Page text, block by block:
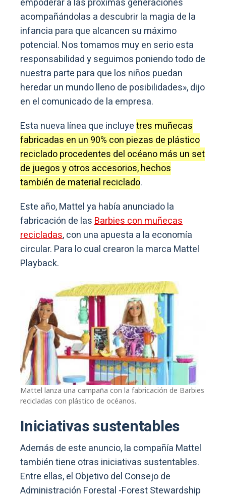
acompañándolas a descubrir la magia de la
infancia para que alcancen su máximo
potencial. Nos tomamos muy en serio esta
responsabilidad y seguimos poniendo todo de
nuestra parte para que los niños puedan
heredar un mundo lleno de posibilidades», dijo
en el comunicado de la empresa.
Esta nueva línea que incluyetres muñecas
fabricadas en un 90% con piezas de plástico
reciclado procedentes del océano más un set
de juegos y otros accesorios, hechos
también de material reciclado.
Este año, Mattel ya había anunciado la
fabricación de lasBarbies con muñecas
recicladas, con una apuesta a la economía
circular. Para lo cual crearon la marca Mattel
Playback.
Mattel lanza una campaña con la fabricación de Barbies
recicladas con plástico de océanos.
Iniciativas sustentables
Además de este anuncio, la compañía Mattel
también tiene otras iniciativas sustentables.
Entre ellas, el Objetivo del Consejo de
Administración Forestal -Forest Stewardship